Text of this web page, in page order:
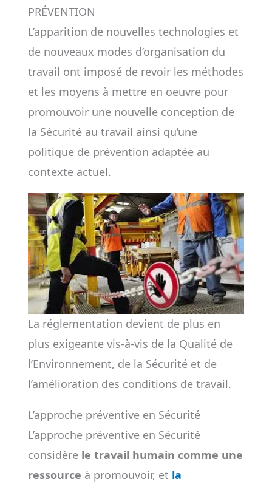
PRÉVENTION
L’apparition de nouvelles technologies et
de nouveaux modes d’organisation du
travail ont imposé de revoir les méthodes
et les moyens à mettre en oeuvre pour
promouvoir une nouvelle conception de
la Sécurité au travail ainsi qu’une
politique de prévention adaptée au
contexte actuel.
La réglementation devient de plus en
plus exigeante vis-à-vis de la Qualité de
l’Environnement, de la Sécurité et de
l’amélioration des conditions de travail.
L’approche préventive en Sécurité
L’approche préventive en Sécurité
considère le travail humain comme une
ressource à promouvoir, et la